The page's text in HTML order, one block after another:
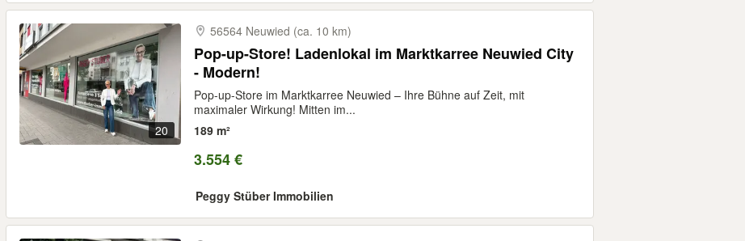
20
56564 Neuwied (ca. 10 km)
Pop-up-Store! Ladenlokal im Marktkarree Neuwied City
- Modern!
Pop-up-Store im Marktkarree Neuwied – Ihre Bühne auf Zeit, mit
maximaler Wirkung! Mitten im...
189 m²
3.554 €
Peggy Stüber Immobilien